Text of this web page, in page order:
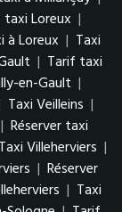
Loreux |
à Loreux | Taxi
| Tarif taxi
en-Gault |
Taxi Veilleins |
| Réserver taxi
Taxi Villeherviers |
| Réserver
| Taxi